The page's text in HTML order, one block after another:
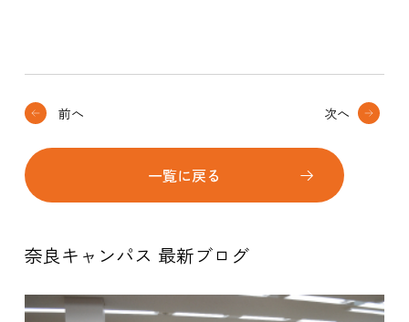
前へ
一覧に戻る
次へ
奈良キャンパス 最新ブログ